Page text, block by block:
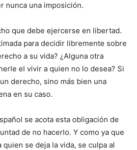
nunca una imposición.
que debe ejercerse en libertad.
para decidir libremente sobre
a su vida? ¿Alguna otra
el vivir a quien no lo desea? Si
derecho, sino más bien una
en su caso.
se acota esta obligación de
de no hacerlo. Y como ya que
se deja la vida, se culpa al